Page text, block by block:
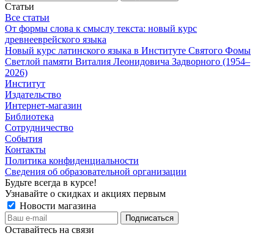
Статьи
Все статьи
От формы слова к смыслу текста: новый курс
древнееврейского языка
Новый курс латинского языка в Институте Святого Фомы
Светлой памяти Виталия Леонидовича Задворного (1954–
2026)
Институт
Издательство
Интернет-магазин
Библиотека
Сотрудничество
События
Контакты
Политика конфиденциальности
Сведения об образовательной организации
Будьте всегда в курсе!
Узнавайте о скидках и акциях первым
Новости магазина
Оставайтесь на связи